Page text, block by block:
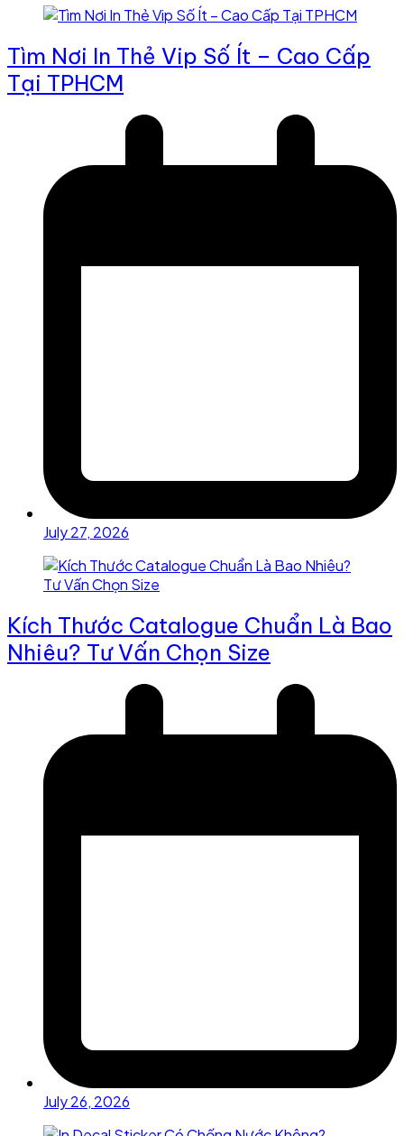
Tìm Nơi In Thẻ Vip Số Ít – Cao Cấp
Tại TPHCM
July 27, 2026
Kích Thước Catalogue Chuẩn Là Bao
Nhiêu? Tư Vấn Chọn Size
July 26, 2026